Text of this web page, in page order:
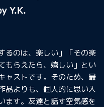
るのは、楽しい」「その楽
もらえたら、嬉しい」とい
ャストです。そのため、最
品よりも、個人的に思い入
ます。友達と話す空気感を